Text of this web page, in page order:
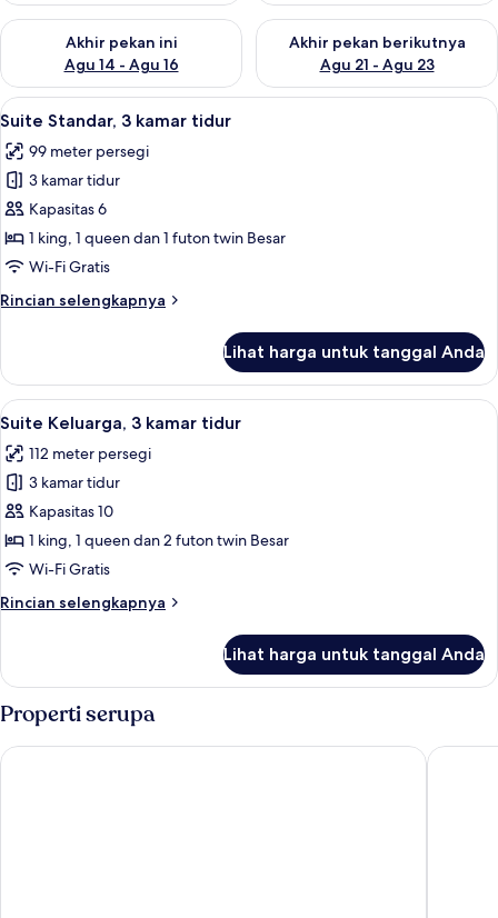
Akhir pekan ini
Agu 14 - Agu 16
Periksa ketersediaan untuk akhir pekan ini Agu 14 - Agu 16
Akhir pekan berikutnya
Agu 21 - Agu 23
Periksa ketersediaan untuk
Lihat
semua
foto
untuk
Suite
Standar,
3
tidur
13
Suite Standar, 3 kamar tidur
99 meter persegi
3 kamar tidur
Kapasitas 6
1 king, 1 queen dan 1 futon twin Besar
Wi-Fi Gratis
Rincian selengkapnya
Rincian
Suite
Standar,
3
tidur
Lihat harga untuk tanggal Anda
Lihat
semua
foto
untuk
Suite
Keluarga,
3
tidur
Suite Keluarga, 3 kamar tidur | 3
14
Suite Keluarga, 3 kamar tidur
112 meter persegi
3 kamar tidur
Kapasitas 10
1 king, 1 queen dan 2 futon twin Besar
Wi-Fi Gratis
Rincian selengkapnya
Rincian
Suite
Keluarga,
3
kamar
tidur
Lihat harga untuk tanggal Anda
Properti serupa
Residence Hotel K Okpo